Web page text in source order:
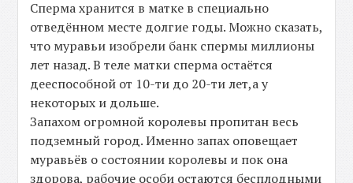
Сперма хранится в матке в специально
отведённом месте долгие годы. Можно сказать,
что муравьи изобрели банк спермы миллионы
лет назад. В теле матки сперма остаётся
дееспособной от 10-ти до 20-ти лет,а у
некоторых и дольше.
Запахом огромной королевы пропитан весь
подземный город. Именно запах оповещает
муравьёв о состоянии королевы и пок она
здорова, рабочие особи остаются бесплодными